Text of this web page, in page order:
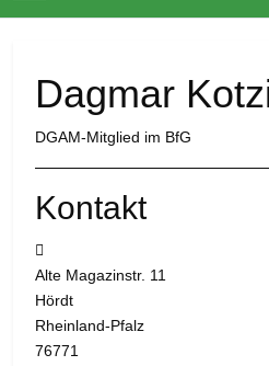
Dagmar
DGAM-Mitglied im BfG
Kontakt
Alte Magazinstr. 11
Hördt
Rheinland-Pfalz
76771